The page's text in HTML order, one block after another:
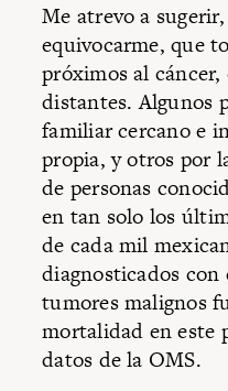
Me atrevo a
equivocarme, que
próximos al
distantes. Algunos
familiar cercano e
propia, y otros por
de personas
en tan solo los
de cada mil
diagnosticados con
tumores malignos
mortalidad en este
datos de la OMS.